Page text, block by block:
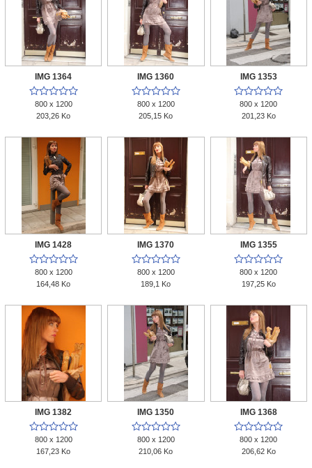
IMG 1364

800 x 1200
203,26 Ko
IMG 1360

800 x 1200
205,15 Ko
IMG 1353

800 x 1200
201,23 Ko
IMG 1428

800 x 1200
164,48 Ko
IMG 1370

800 x 1200
189,1 Ko
IMG 1355

800 x 1200
197,25 Ko
IMG 1382

800 x 1200
167,23 Ko
IMG 1350

800 x 1200
210,06 Ko
IMG 1368

800 x 1200
206,62 Ko